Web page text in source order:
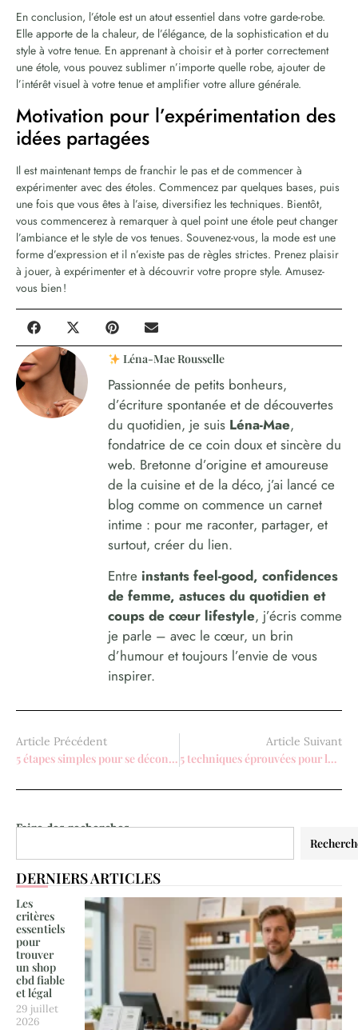
Faire des recherches
DERNIERS ARTICLES
Les
critères
essentiels
pour
trouver
un shop
cbd fiable
et légal
29 juillet
2026
En conclusion, l’étole est un atout essentiel dans votre garde-robe.
Elle apporte de la chaleur, de l’élégance, de la sophistication et du
style à votre tenue. En apprenant à choisir et à porter correctement
une étole, vous pouvez sublimer n’importe quelle robe, ajouter de
l’intérêt visuel à votre tenue et amplifier votre allure générale.
Motivation pour l’expérimentation des
idées partagées
Il est maintenant temps de franchir le pas et de commencer à
expérimenter avec des étoles. Commencez par quelques bases, puis
une fois que vous êtes à l’aise, diversifiez les techniques. Bientôt,
vous commencerez à remarquer à quel point une étole peut changer
l’ambiance et le style de vos tenues. Souvenez-vous, la mode est une
forme d’expression et il n’existe pas de règles strictes. Prenez plaisir
à jouer, à expérimenter et à découvrir votre propre style. Amusez-
vous bien !
Léna-Mae Rousselle
Passionnée de petits bonheurs,
d’écriture spontanée et de découvertes
du quotidien, je suis Léna-Mae,
fondatrice de ce coin doux et sincère du
web. Bretonne d’origine et amoureuse
de la cuisine et de la déco, j’ai lancé ce
blog comme on commence un carnet
intime : pour me raconter, partager, et
surtout, créer du lien.
Entre instants feel-good, confidences
de femme, astuces du quotidien et
coups de cœur lifestyle, j’écris comme
je parle – avec le cœur, un brin
d’humour et toujours l’envie de vous
inspirer.
Article Précédent
5 étapes simples pour se déconnecter de Vinted et retrouver sa liberté
Article Suivant
5 techniques éprouvées pour les femmes pour challenger les hommes